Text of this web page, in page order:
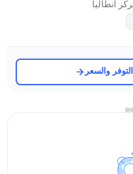
والسعر